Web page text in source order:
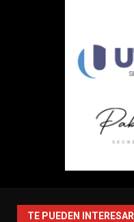
TE PUEDEN INTERESAR